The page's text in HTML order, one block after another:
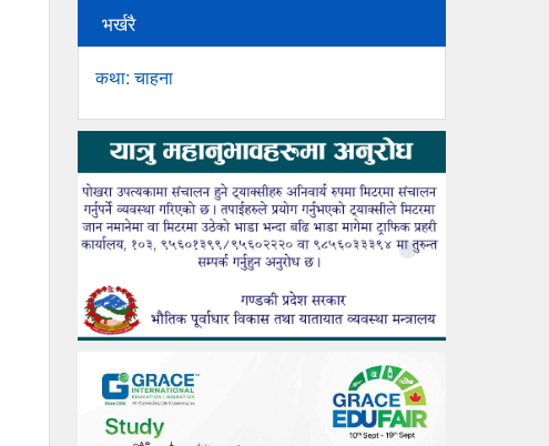
भर्खरै
कथा: चाहना